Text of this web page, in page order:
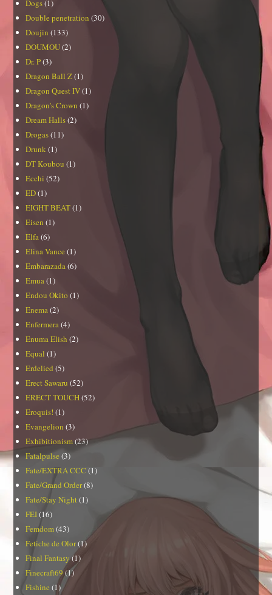
Dogs(1)
Double penetration (30)
Doujin (133)
DOUMOU(2)
Dr. P(3)
Dragon Ball Z(1)
Dragon Quest IV(1)
Dragon's Crown (1)
Dream Halls(2)
Drogas(11)
Drunk (1)
DT Koubou (1)
Ecchi (52)
ED(1)
EIGHT BEAT(1)
Eisen (1)
Elfa(6)
Elina Vance (1)
Embarazada(6)
Emua(1)
Endou Okito (1)
Enema(2)
Enfermera(4)
Enuma Elish (2)
Equal (1)
Erdelied (5)
Erect Sawaru (52)
ERECT TOUCH(52)
Eroquis! (1)
Evangelion (3)
Exhibitionism(23)
Fatalpulse (3)
Fate/EXTRA CCC (1)
Fate/Grand Order(8)
Fate/Stay Night (1)
FEI(16)
Femdom(43)
Fetiche de Olor(1)
Final Fantasy(1)
Finecraft69(1)
Fishine (1)